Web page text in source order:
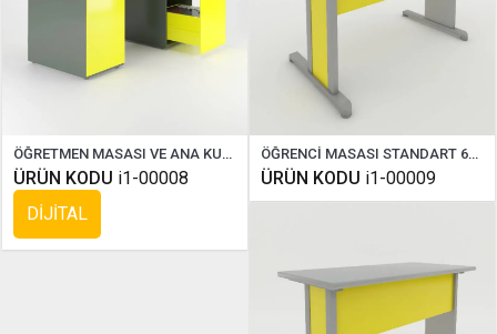
ÖĞRETMEN MASASI VE ANA KUMANDA PANELİ ( COMPAKT DİJİTAL )
ÜRÜN KODU i1-00008
DİJİTAL
ÖĞRENCİ MASASI STANDART 60X180 CM
ÜRÜN KODU i1-00009